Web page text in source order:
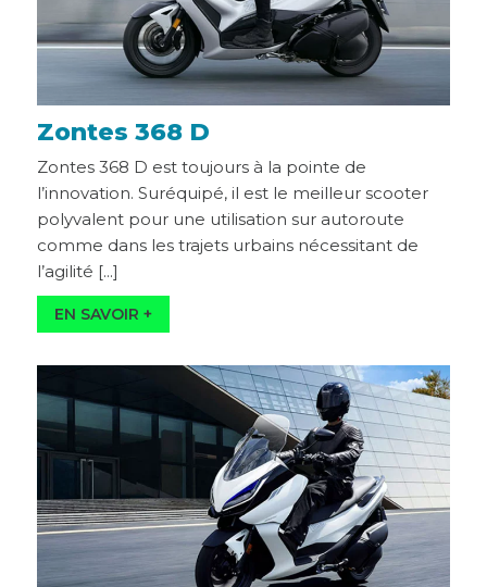
Zontes 368 D
Zontes 368 D est toujours à la pointe de
l’innovation. Suréquipé, il est le meilleur scooter
polyvalent pour une utilisation sur autoroute
comme dans les trajets urbains nécessitant de
l’agilité [...]